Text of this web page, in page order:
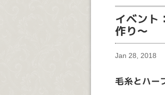
イベント
作り～
Jan 28, 2018
毛糸とハー